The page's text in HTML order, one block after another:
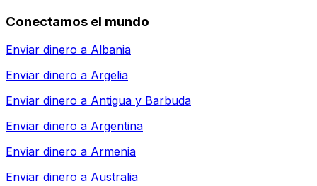
Conectamos el mundo
Enviar dinero a Albania
Enviar dinero a Argelia
Enviar dinero a Antigua y Barbuda
Enviar dinero a Argentina
Enviar dinero a Armenia
Enviar dinero a Australia